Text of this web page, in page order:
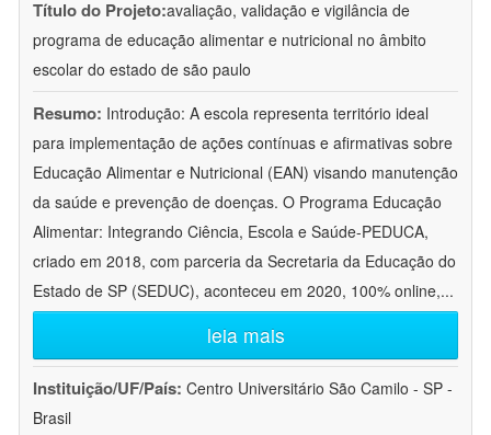
Título do Projeto:avaliação, validação e vigilância de
programa de educação alimentar e nutricional no âmbito
escolar do estado de são paulo
Resumo: Introdução: A escola representa território ideal
para implementação de ações contínuas e afirmativas sobre
Educação Alimentar e Nutricional (EAN) visando manutenção
da saúde e prevenção de doenças. O Programa Educação
Alimentar: Integrando Ciência, Escola e Saúde-PEDUCA,
criado em 2018, com parceria da Secretaria da Educação do
Estado de SP (SEDUC), aconteceu em 2020, 100% online,...
leia mais
Instituição/UF/País: Centro Universitário São Camilo - SP -
Brasil